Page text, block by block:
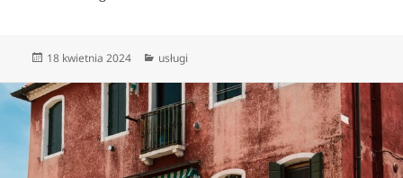
Data
18 kwietnia 2024 Kategorie
usługi